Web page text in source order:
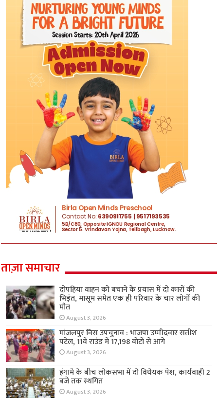
ताज़ा समाचार
दोपहिया वाहन को बचाने के प्रयास में दो कारों की
भिड़ंत, मासूम समेत एक ही परिवार के चार लोगों की
मौत
August 3, 2026
मांजलपुर विस उपचुनाव : भाजपा उम्मीदवार सतीश
पटेल, 11वें राउंड में 17,198 वोटों से आगे
August 3, 2026
हंगामे के बीच लोकसभा में दो विधेयक पेश, कार्यवाही 2
बजे तक स्थगित
August 3, 2026